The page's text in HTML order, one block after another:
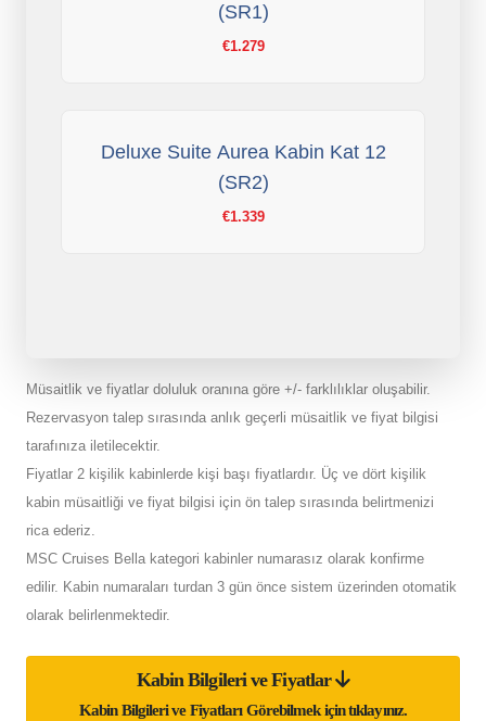
(SR1)
€1.279
Deluxe Suite Aurea Kabin Kat 12
(SR2)
€1.339
Müsaitlik ve fiyatlar doluluk oranına göre +/- farklılıklar oluşabilir.
Rezervasyon talep sırasında anlık geçerli müsaitlik ve fiyat bilgisi
tarafınıza iletilecektir.
Fiyatlar 2 kişilik kabinlerde kişi başı fiyatlardır. Üç ve dört kişilik
kabin müsaitliği ve fiyat bilgisi için ön talep sırasında belirtmenizi
rica ederiz.
MSC Cruises Bella kategori kabinler numarasız olarak konfirme
edilir. Kabin numaraları turdan 3 gün önce sistem üzerinden otomatik
olarak belirlenmektedir.
Kabin Bilgileri ve Fiyatlar
Kabin Bilgileri ve Fiyatları Görebilmek için tıklayınız.